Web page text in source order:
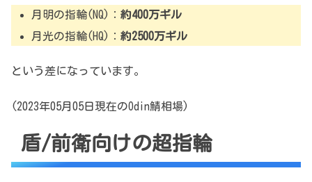
月明の指輪(NQ)：約400万ギル
月光の指輪(HQ)：約2500万ギル
という差になっています。
(2023年05月05日現在のOdin鯖相場)
盾/前衛向けの超指輪